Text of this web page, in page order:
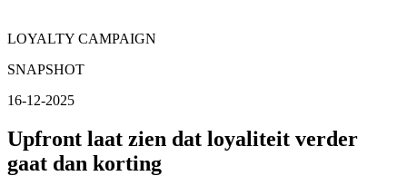
LOYALTY CAMPAIGN
SNAPSHOT
16-12-2025
Upfront laat zien dat loyaliteit verder
gaat dan korting